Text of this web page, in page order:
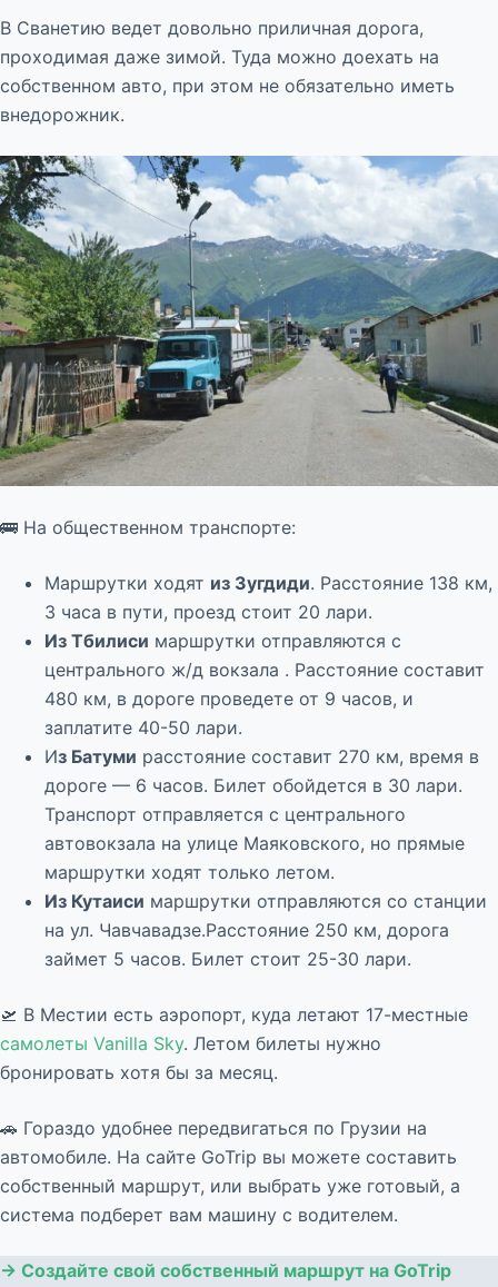
В Сванетию ведет довольно приличная дорога,
проходимая даже зимой. Туда можно доехать на
собственном авто, при этом не обязательно иметь
внедорожник.
🚌 На общественном транспорте:
Маршрутки ходят из Зугдиди. Расстояние 138 км,
3 часа в пути, проезд стоит 20 лари.
Из Тбилиси маршрутки отправляются с
центрального ж/д вокзала . Расстояние составит
480 км, в дороге проведете от 9 часов, и
заплатите 40-50 лари.
Из Батуми расстояние составит 270 км, время в
дороге — 6 часов. Билет обойдется в 30 лари.
Транспорт отправляется с центрального
автовокзала на улице Маяковского, но прямые
маршрутки ходят только летом.
Из Кутаиси маршрутки отправляются со станции
на ул. Чавчавадзе.Расстояние 250 км, дорога
займет 5 часов. Билет стоит 25-30 лари.
🛫 В Местии есть аэропорт, куда летают 17-местные
самолеты Vanilla Sky. Летом билеты нужно
бронировать хотя бы за месяц.
🚗 Гораздо удобнее передвигаться по Грузии на
автомобиле. На сайте GoTrip вы можете составить
собственный маршрут, или выбрать уже готовый, а
система подберет вам машину с водителем.
→ Создайте свой собственный маршрут на GoTrip